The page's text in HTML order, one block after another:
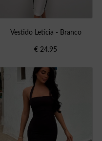
Vestido Letícia - Branco
€ 24.95